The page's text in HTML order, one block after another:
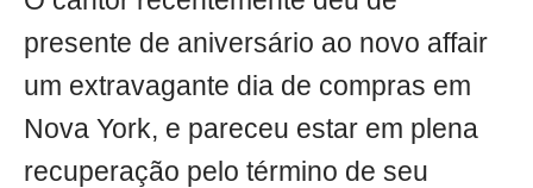
presente de aniversário ao novo affair
um extravagante dia de compras em
Nova York, e pareceu estar em plena
recuperação pelo término de seu